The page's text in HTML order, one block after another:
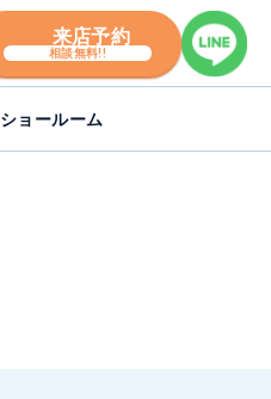
来店予約
相談無料!!
ショールーム